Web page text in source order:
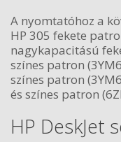
A nyomtatóhoz a
HP 305 fekete
nagykapacitású
színes patron
színes patron
és színes patron
HP DeskJet